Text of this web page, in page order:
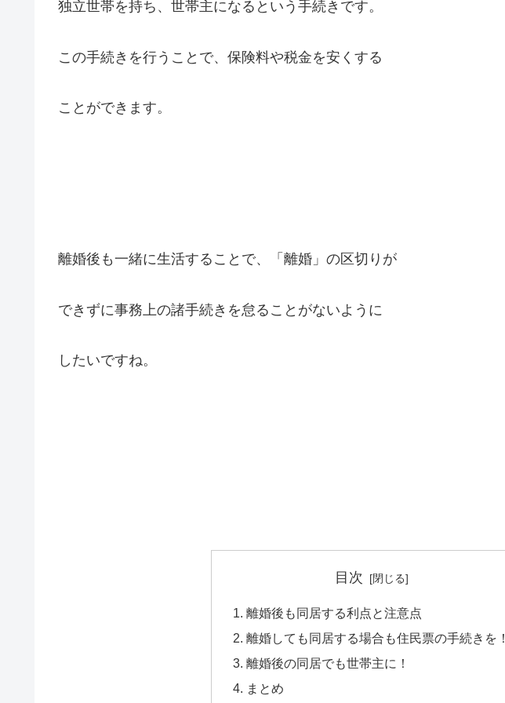
独立世帯を持ち、世帯主になるという手続きです。
この手続きを行うことで、保険料や税金を安くする
ことができます。
離婚後も一緒に生活することで、「離婚」の区切りが
できずに事務上の諸手続きを怠ることがないように
したいですね。
目次
離婚後も同居する利点と注意点
離婚しても同居する場合も住民票の手続きを！
離婚後の同居でも世帯主に！
まとめ